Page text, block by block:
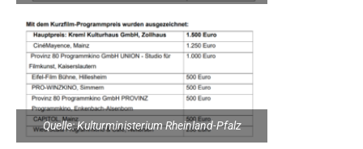
Quelle: Kulturministerium Rheinland-Pfalz